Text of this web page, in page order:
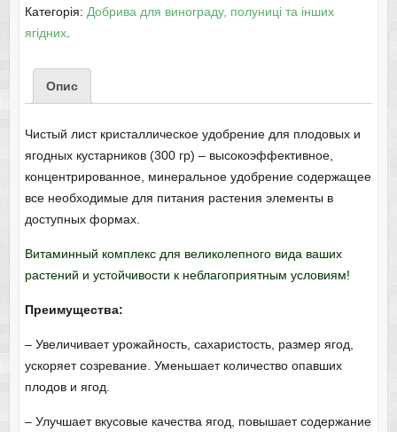
Категорія: Добрива для винограду, полуниці та інших
ягідних.
Опис
Чистый лист кристаллическое удобрение для плодовых и
ягодных кустарников (300 гр) – высокоэффективное,
концентрированное, минеральное удобрение содержащее
все необходимые для питания растения элементы в
доступных формах.
Витаминный комплекс для великолепного вида ваших
растений и устойчивости к неблагоприятным условиям!
Преимущества:
– Увеличивает урожайность, сахаристость, размер ягод,
ускоряет созревание. Уменьшает количество опавших
плодов и ягод.
– Улучшает вкусовые качества ягод, повышает содержание